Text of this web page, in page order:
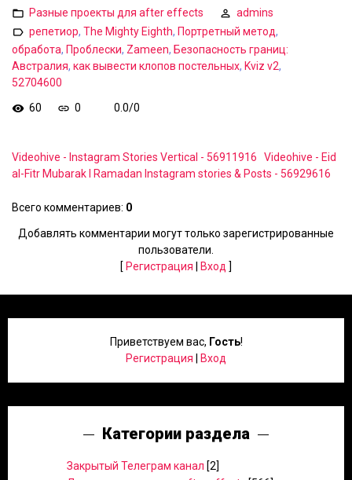
Разные проекты для after effects
admins
репетиор, The Mighty Eighth, Портретный метод,
обработа, Проблески, Zameen, Безопасность границ:
Австралия, как вывести клопов постельных, Kviz v2,
52704600
60
0 0.0/0
Videohive - Instagram Stories Vertical - 56911916
Videohive - Eid
al-Fitr Mubarak I Ramadan Instagram stories & Posts - 56929616
Всего комментариев: 0
Добавлять комментарии могут только зарегистрированные
пользователи.
[ Регистрация Вход ]
Приветствуем вас, Гость!
Регистрация
Вход
Категории раздела
Закрытый Телеграм канал [2]